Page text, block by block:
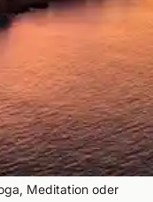
des
Zahlreiche
gibt es hier zu
mit seinen
Lebensgefühl,
Natur.
Meditation oder